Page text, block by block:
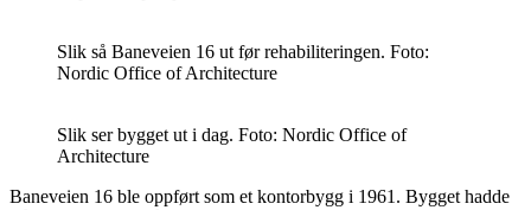
Slik så Baneveien 16 ut før rehabiliteringen. Foto:
Nordic Office of Architecture
Slik ser bygget ut i dag. Foto: Nordic Office of
Architecture
Baneveien 16 ble oppført som et kontorbygg i 1961. Bygget hadde